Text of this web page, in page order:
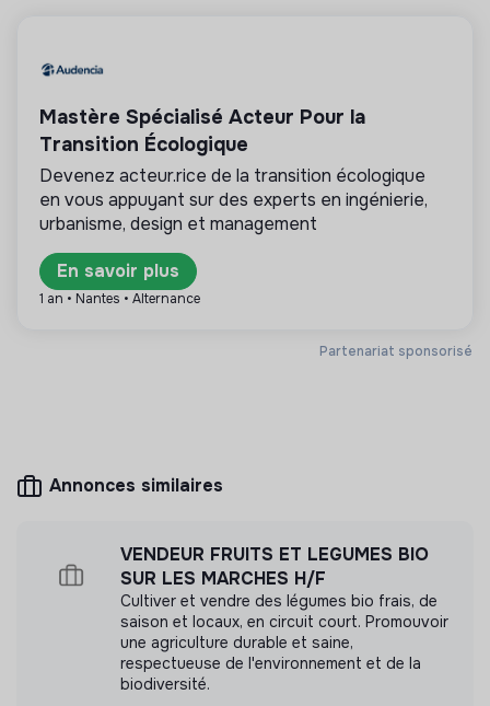
💡 Produits ou services responsables
La mission de cette entreprise est de concevoir
des produits ou proposer des services éco-
responsables alignés avec les besoins de la
transformation écologique et solidaire.
Plus d'informations
Energie
Mesure d'impact
Lire notre mesure d'impact
Partenariat sponsorisé
Mastère Spécialisé Acteur Pour la
Transition Écologique
Devenez acteur.rice de la transition écologique
en vous appuyant sur des experts en ingénierie,
urbanisme, design et management
En savoir plus
1 an • Nantes • Alternance
Annonces similaires
VENDEUR FRUITS ET LEGUMES BIO
SUR LES MARCHES H/F
Cultiver et vendre des légumes bio frais, de
saison et locaux, en circuit court. Promouvoir
une agriculture durable et saine,
respectueuse de l'environnement et de la
biodiversité.